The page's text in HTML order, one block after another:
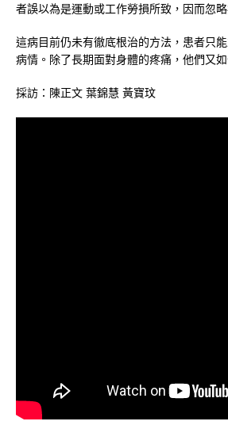
者誤以為是運動或工作勞損所致，因而忽略
這病目前仍未有徹底根治的方法，患者只
病情。除了長期面對身體的疼痛，他們又
採訪：陳正文 葉錦慧 黃寶玟